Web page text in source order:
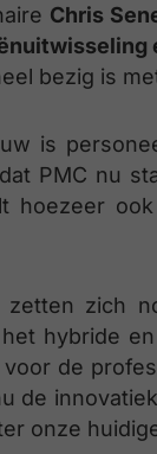
Chris
bezig is
is
PMC nu
hoezeer
zetten zich
hybride
de
de
onze